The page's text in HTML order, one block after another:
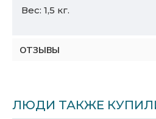
Вес: 1,5 кг.
ОТЗЫВЫ
ЛЮДИ ТАКЖЕ